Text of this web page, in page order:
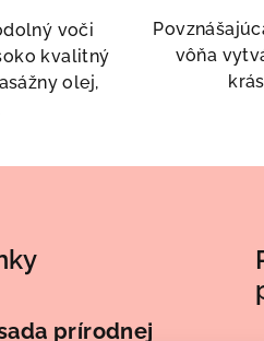
voči
kvalitný
olej,
vôňa
prírodnej